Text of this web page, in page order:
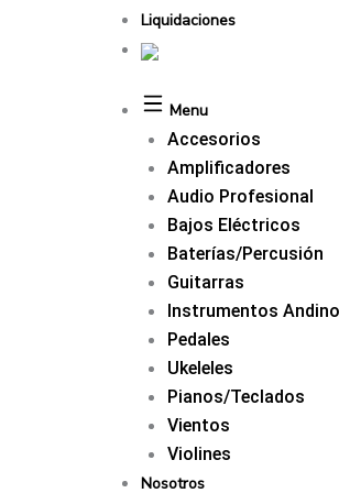
Liquidaciones
Menu
Accesorios
Amplificadores
Audio Profesional
Bajos Eléctricos
Baterías/Percusión
Guitarras
Instrumentos
Pedales
Ukeleles
Pianos/Teclados
Vientos
Violines
Nosotros